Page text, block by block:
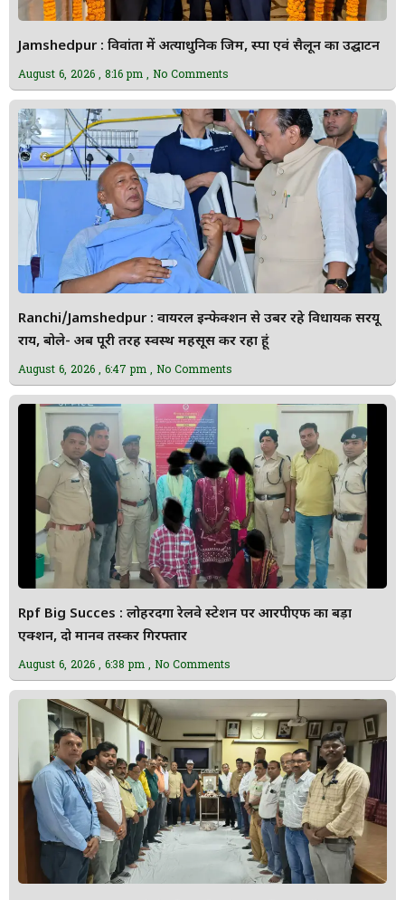
Jamshedpur : विवांता में अत्याधुनिक जिम, स्पा एवं सैलून का उद्घाटन
August 6, 2026 8:16 pm No Comments
Ranchi/Jamshedpur : वायरल इन्फेक्शन से उबर रहे विधायक सरयू
राय, बोले- अब पूरी तरह स्वस्थ महसूस कर रहा हूं
August 6, 2026 6:47 pm No Comments
Rpf Big Succes : लोहरदगा रेलवे स्टेशन पर आरपीएफ का बड़ा
एक्शन, दो मानव तस्कर गिरफ्तार
August 6, 2026 6:38 pm No Comments